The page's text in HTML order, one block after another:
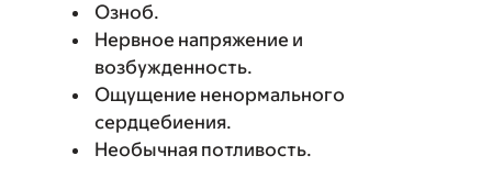
Озноб.
Нервное напряжение и
возбужденность.
Ощущение ненормального
сердцебиения.
Необычная потливость.